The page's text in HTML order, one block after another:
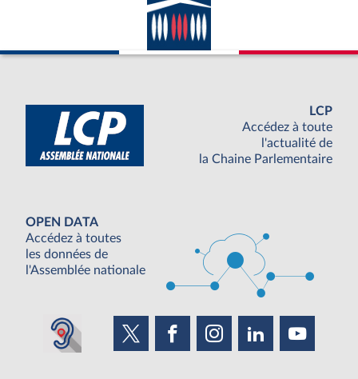
LCP
Accédez à toute
l'actualité de
la Chaine Parlementaire
OPEN DATA
Accédez à toutes
les données de
l'Assemblée nationale